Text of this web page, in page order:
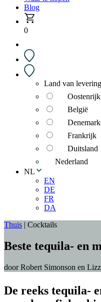
Blog
0
Land van
Oostenrijk
België
Frankrijk
Duitsland
Nederland
NL
EN
DE
FR
DA
Thuis | Cocktails
Beste tequila- en
door Robert Simonson en
De reeks tequila-